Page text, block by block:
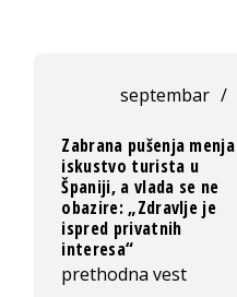
septembar /
Zabrana pušenja menja
iskustvo turista u
Španiji, a vlada se ne
obazire: „Zdravlje je
ispred privatnih
interesa“
prethodna vest